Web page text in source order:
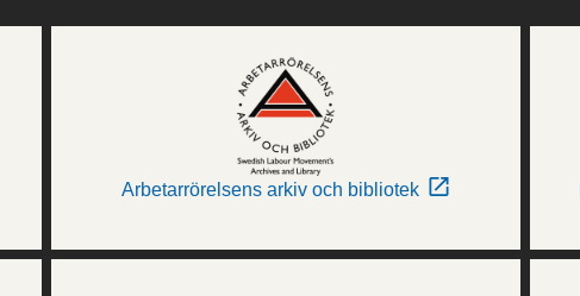
Arbetarrörelsens arkiv och bibliotek